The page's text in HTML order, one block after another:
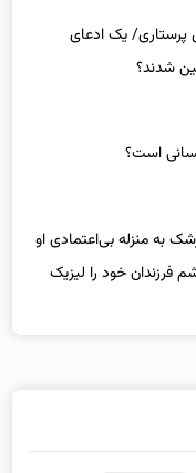
از شغل پرستاری/ یک ادعای
است؟
به منزله بی‌اعتمادی او
فرزندان خود را لیزیک